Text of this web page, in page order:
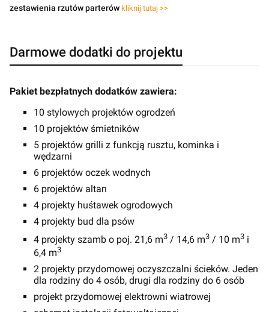
zestawienia rzutów parterów kliknij tutaj >>
Darmowe dodatki do projektu
Pakiet bezpłatnych dodatków zawiera:
10 stylowych projektów ogrodzeń
10 projektów śmietników
5 projektów grilli z funkcją rusztu, kominka i
wędzarni
6 projektów oczek wodnych
6 projektów altan
4 projekty huśtawek ogrodowych
4 projekty bud dla psów
4 projekty szamb o poj. 21,6 m3 / 14,6 m3 / 10 m3 i
6,4 m3
2 projekty przydomowej oczyszczalni ścieków. Jeden
dla rodziny do 4 osób, drugi dla rodziny do 6 osób
projekt przydomowej elektrowni wiatrowej